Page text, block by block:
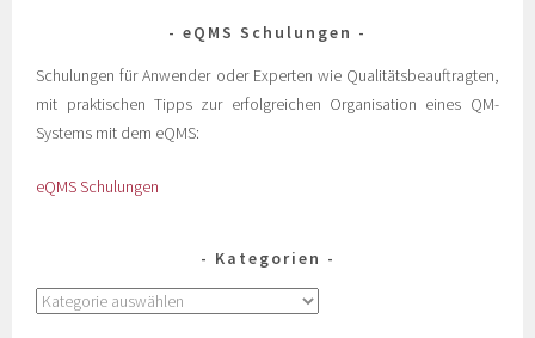
eQMS Schulungen
Schulungen für Anwender oder Experten wie Qualitätsbeauftragten,
mit praktischen Tipps zur erfolgreichen Organisation eines QM-
Systems mit dem eQMS:
eQMS Schulungen
Kategorien